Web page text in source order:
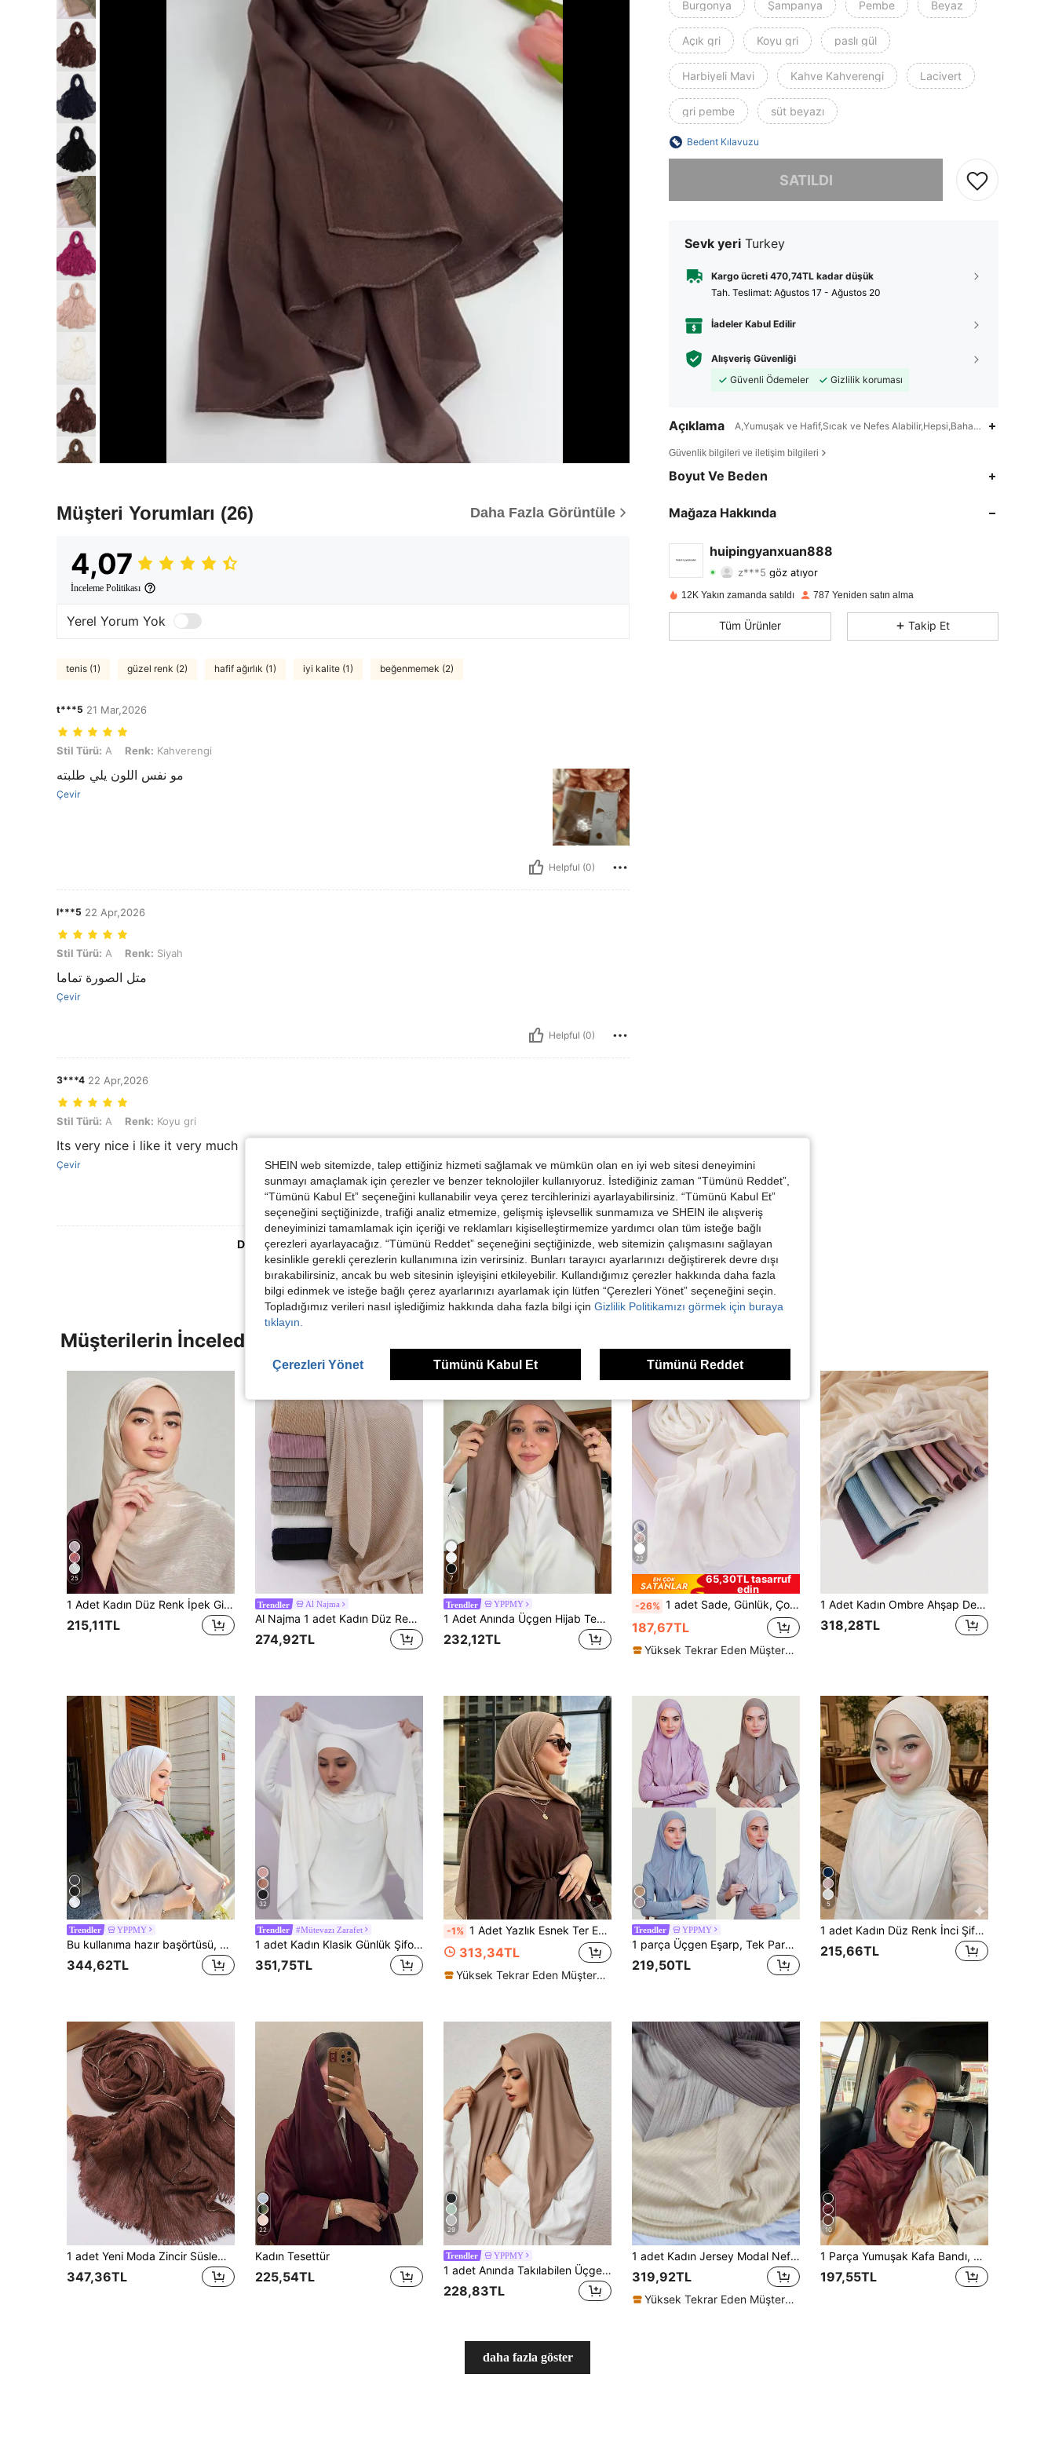
Müşteri Yorumları (26) Daha Fazla Görüntüle
4,07
İnceleme Politikası
Yerel Yorum Yok
tenis (1) güzel renk (2) hafif ağırlık (1) iyi kalite (1) beğenmemek (2)
t***5 21 Mar,2026
Stil Türü: A, Renk: Kahverengi
Stil Türü: A Renk: Kahverengi
مو نفس اللون يلي طلبته
Çevir
Helpful (0)
l***5 22 Apr,2026
Stil Türü: A, Renk: Siyah
Stil Türü: A Renk: Siyah
متل الصورة تماما
Çevir
Helpful (0)
3***4 22 Apr,2026
Stil Türü: A, Renk: Koyu gri
Stil Türü: A Renk: Koyu gri
Its very nice i like it very much
Çevir
Helpful (0)
Daha Fazla Değerlendirme Görüntüle
Burgonya Şampanya Pembe Beyaz
Açık gri Koyu gri paslı gül
Harbiyeli Mavi Kahve Kahverengi Lacivert
gri pembe süt beyazı
Bedent Kılavuzu
SATILDI
Sevk yeri Turkey
Kargo ücreti 470,74TL kadar düşük
Tah. Teslimat: Ağustos 17 - Ağustos 20
İadeler Kabul Edilir
Alışveriş Güvenliği
Güvenli Ödemeler
Gizlilik koruması
Açıklama A,Yumuşak ve Hafif,Sıcak ve Nefes Alabilir,Hepsi,Bahar/Yaz/Düşmek,Kış
Güvenlik bilgileri ve iletişim bilgileri
Boyut Ve Beden
Mağaza Hakkında
huipingyanxuan888
z***5göz atıyor
4,68 Derecelendirme
4,68 12 331
12K Yakın zamanda satıldı 787 Yeniden satın alma
Tüm Ürünler Takip Et
Müşterilerin İncelediği Diğer Ürünler
25
1 Adet Kadın Düz Renk İpek Gibi Yumuşak Başörtüsü, Arap Günlük Uzun Eşarp, Muhafazakar Düz Baş Örtüsü, Günlük Kullanım İçin Uygun, Elbise İçin
215,11TL
Trendler Al Najma
Al Najma 1 adet Kadın Düz Renk Pileli Günlük Eşarp, Elastik ve Nefes Alabilen Jersey Küçük Uzun Eşarp, Baş Örtüsü, Elbise İçin Sıcaklık ve Güneş Koruması İçin Şal
274,92TL
7
Trendler YPPMY
1 Adet Anında Üçgen Hijab Tek Parça Bağlamalı Başörtüsü, Hızlı Sarım, Kaymaz, İç Başlık veya Katlama Gerektirmez, Günlük Kullanım, Namaz ve Seyahat İçin Uygun
232,12TL
22
65,30TL tasarruf
edin
-26% 1 adet Sade, Günlük, Çok Yönlü, Düz Renk, Yumuşak ve Nefes Alabilen Şifon Başörtüsü, İlkbahar/Yaz
187,67TL
Yüksek Tekrar Eden Müşteriler
1 Adet Kadın Ombre Ahşap Desenli Buruşuk Eşarp, Moda Seyahat Güneş Kremi Nefes Alabilen Elbise Eşarp
318,28TL
Trendler YPPMY
Bu kullanıma hazır başörtüsü, yumuşak, nefes alabilen ve tüylenme yapmayan kumaştan üretilmiştir ve Müslüman kadınlar tarafından yıl boyunca günlük kullanım için uygundur.
344,62TL
32
Trendler #Mütevazı Zarafet
1 adet Kadın Klasik Günlük Şifon Eşarp, Düz Renk Yumuşak Nefes Alabilir Modal Kumaş Boyunluk, Başörtüsü, Kafa Bandı, Çok Amaçlı Başörtüsü, Günlük Giyim İçin Uygun, Elbise İçin
351,75TL
-1% 1 Adet Yazlık Esnek Ter Emici Doğal Kırışık Dokulu Gazlı Kumaş Şal, Moda Hijab Şal, Yeni Kadın Düz Renk Nefes Alan Örme Müslüman Başörtüsü, Mütevazı Hijab
313,34TL
Yüksek Tekrar Eden Müşteriler
Trendler YPPMY
1 parça Üçgen Eşarp, Tek Parça Bağlamalı Başörtüsü. Hızlı Sarılır, Kaymaz. Alt Başlığa Gerek Yok, Katlama Gerektirmez. Günlük Giyim, Namaz ve Geziler İçin Uygundur. Elbise İçin Uygundur.
219,50TL
5
1 adet Kadın Düz Renk İnci Şifon Yumuşak Başörtüsü, Arap Tarzı Günlük Uzun Şal, Sade ve Şık Baş Örtüsü, Günlük Kullanıma Uygun
215,66TL
1 adet Yeni Moda Zincir Süslemeli Batik Kırışık Mütevazı Başörtüsü Müslüman Başörtüsü
347,36TL
22
Kadın Tesettür
225,54TL
29
Trendler YPPMY
1 adet Anında Takılabilen Üçgen Başörtüsü, Tek Parça Bağlama Tasarımı, Kaymadan Hızlı Sarma, İç Başlık Gerektirmez, Günlük Kullanım, Namaz ve Dışarı Çıkma İçin Uygundur
228,83TL
1 adet Kadın Jersey Modal Nefes Alabilen Tesettür Örtülü Giysiler
319,92TL
Yüksek Tekrar Eden Müşteriler
10
1 Parça Yumuşak Kafa Bandı, Cilde Dost, Düz Renk Başörtüsü, Sade Şal, Sade Plaj Havlusu, Muhafazakar ve Günlük Kullanım
197,55TL
daha fazla göster
SHEIN web sitemizde, talep ettiğiniz hizmeti sağlamak ve mümkün olan en iyi web sitesi deneyimini
sunmayı amaçlamak için çerezler ve benzer teknolojiler kullanıyoruz. İstediğiniz zaman “Tümünü Reddet”,
“Tümünü Kabul Et” seçeneğini kullanabilir veya çerez tercihlerinizi ayarlayabilirsiniz. “Tümünü Kabul Et”
seçeneğini seçtiğinizde, trafiği analiz etmemize, gelişmiş işlevsellik sunmamıza ve SHEIN ile alışveriş
deneyiminizi tamamlamak için içeriği ve reklamları kişiselleştirmemize yardımcı olan tüm isteğe bağlı
çerezleri ayarlayacağız. “Tümünü Reddet” seçeneğini seçtiğinizde, web sitemizin çalışmasını sağlayan
kesinlikle gerekli çerezlerin kullanımına izin verirsiniz. Bunları tarayıcı ayarlarınızı değiştirerek devre dışı
bırakabilirsiniz, ancak bu web sitesinin işleyişini etkileyebilir. Kullandığımız çerezler hakkında daha fazla
bilgi edinmek ve isteğe bağlı çerez ayarlarınızı ayarlamak için lütfen “Çerezleri Yönet” seçeneğini seçin.
Topladığımız verileri nasıl işlediğimiz hakkında daha fazla bilgi için Gizlilik Politikamızı görmek için buraya
tıklayın.
Çerezleri Yönet Tümünü Kabul Et Tümünü Reddet